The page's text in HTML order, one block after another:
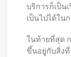
บริการก็เป็น
เป็นไปได้ใน
ในท้ายที่สุด
ขึ้นอยู่กับสิ่ง